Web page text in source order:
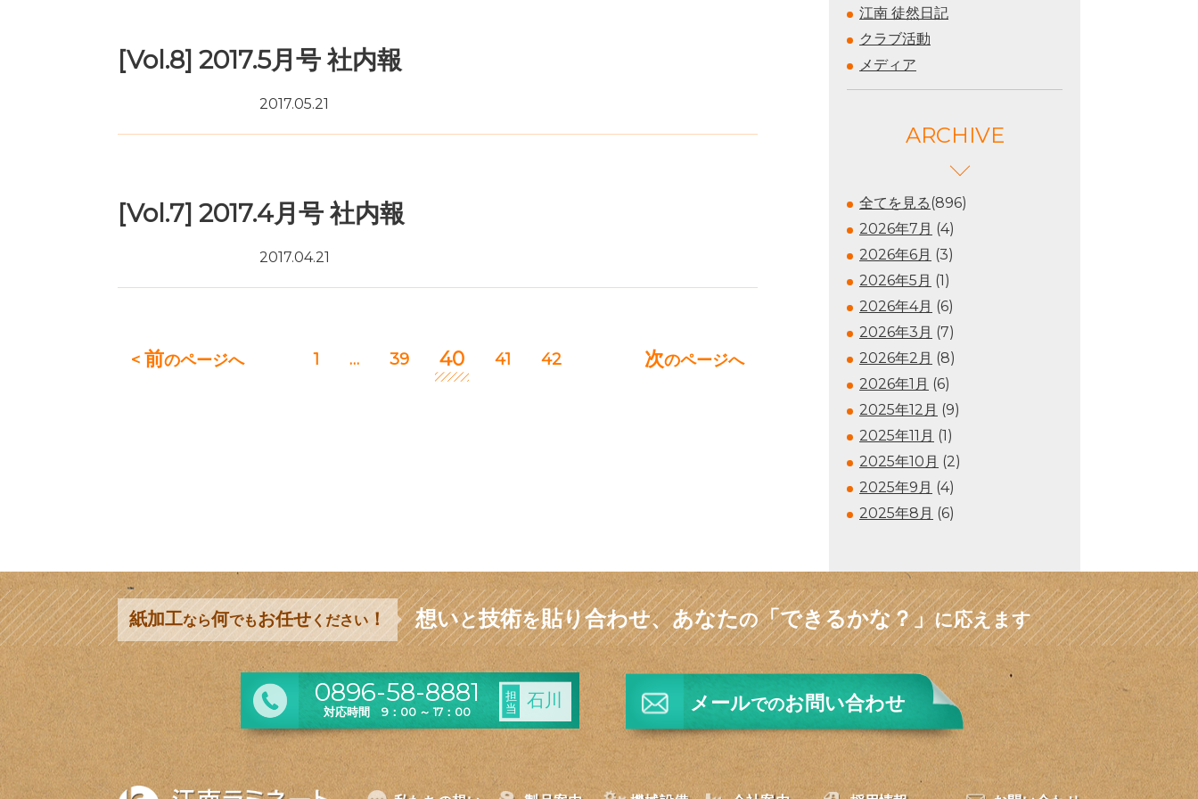
[Vol.8] 2017.5月号 社内報
2017.05.21
[Vol.7] 2017.4月号 社内報
2017.04.21
< 前のページへ 1 … 39 40 41 42 次のページへ
江南 徒然日記
クラブ活動
メディア
ARCHIVE
全てを見る(896)
2026年7月 (4)
2026年6月 (3)
2026年5月 (1)
2026年4月 (6)
2026年3月 (7)
2026年2月 (8)
2026年1月 (6)
2025年12月 (9)
2025年11月 (1)
2025年10月 (2)
2025年9月 (4)
2025年8月 (6)
紙加工なら何でもお任せ ください ！ 想いと技術を貼り合わせ、あなたの「できるかな？」に応えます
0896-58-8881
対応時間 9：00 ～ 17：00
担
当
石川 メールでのお問い合わせ